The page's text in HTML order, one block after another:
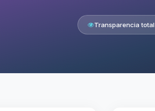
Transparencia total